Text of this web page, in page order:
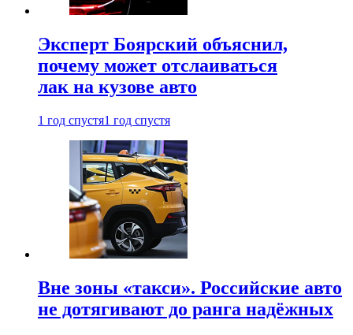
Эксперт Боярский объяснил,
почему может отслаиваться
лак на кузове авто
1 год спустя1 год спустя
Вне зоны «такси». Российские авто
не дотягивают до ранга надёжных